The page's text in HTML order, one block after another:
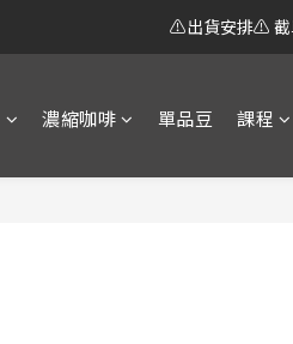
⚠️出貨安排⚠️ 截
濃縮咖啡 單品豆 課程